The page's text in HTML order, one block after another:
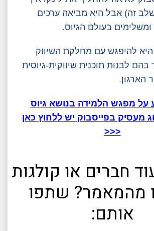
זה) אבל היא מביאה ערכים
ומשלימים בעולם הגיוס.
להיפגש עם מחלקת השיווק
לבנות תוכנית שיווקית-גיוסית
הארגון.
על מפגש הלמידה בנושא גיוס
מעסיק בפייסבוק יש ללחוץ כאן
<<<
חברים או קולגות
מהמאמר? שתפו
אותם: